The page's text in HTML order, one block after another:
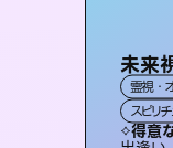
未来
霊視・
スピリ
得意